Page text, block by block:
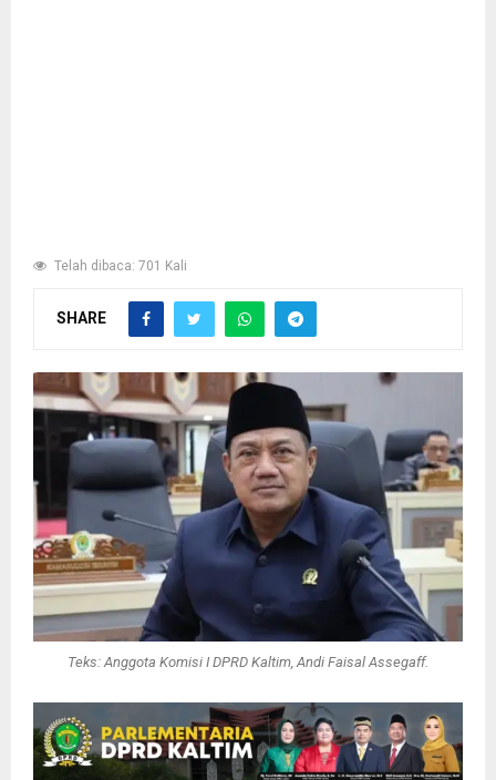
Telah dibaca: 701 Kali
SHARE
Teks: Anggota Komisi I DPRD Kaltim, Andi Faisal Assegaff.